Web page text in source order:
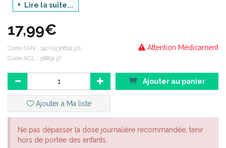
importante des hypertrichoses (37 % des cas) à distance des
Lire la suite...
17,99€
Attention Médicament
Code EAN : 3400936891371
Code ACL : 3689137
Ajouter au panier
Ajouter à Ma liste
Ne pas dépasser la dose journalière recommandée, tenir
hors de portée des enfants.